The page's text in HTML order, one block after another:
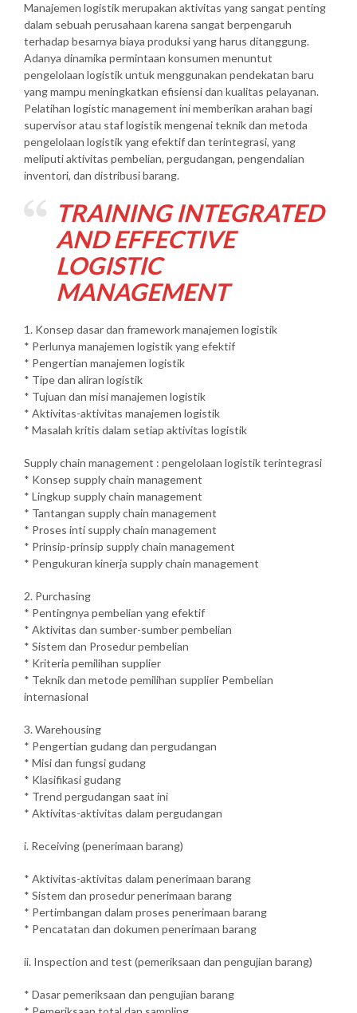
Manajemen logistik merupakan aktivitas yang sangat penting
dalam sebuah perusahaan karena sangat berpengaruh
terhadap besarnya biaya produksi yang harus ditanggung.
Adanya dinamika permintaan konsumen menuntut
pengelolaan logistik untuk menggunakan pendekatan baru
yang mampu meningkatkan efisiensi dan kualitas pelayanan.
Pelatihan logistic management ini memberikan arahan bagi
supervisor atau staf logistik mengenai teknik dan metoda
pengelolaan logistik yang efektif dan terintegrasi, yang
meliputi aktivitas pembelian, pergudangan, pengendalian
inventori, dan distribusi barang.
TRAINING INTEGRATED
AND EFFECTIVE
LOGISTIC
MANAGEMENT
1. Konsep dasar dan framework manajemen logistik
* Perlunya manajemen logistik yang efektif
* Pengertian manajemen logistik
* Tipe dan aliran logistik
* Tujuan dan misi manajemen logistik
* Aktivitas-aktivitas manajemen logistik
* Masalah kritis dalam setiap aktivitas logistik
Supply chain management : pengelolaan logistik terintegrasi
* Konsep supply chain management
* Lingkup supply chain management
* Tantangan supply chain management
* Proses inti supply chain management
* Prinsip-prinsip supply chain management
* Pengukuran kinerja supply chain management
2. Purchasing
* Pentingnya pembelian yang efektif
* Aktivitas dan sumber-sumber pembelian
* Sistem dan Prosedur pembelian
* Kriteria pemilihan supplier
* Teknik dan metode pemilihan supplier Pembelian
internasional
3. Warehousing
* Pengertian gudang dan pergudangan
* Misi dan fungsi gudang
* Klasifikasi gudang
* Trend pergudangan saat ini
* Aktivitas-aktivitas dalam pergudangan
i. Receiving (penerimaan barang)
* Aktivitas-aktivitas dalam penerimaan barang
* Sistem dan prosedur penerimaan barang
* Pertimbangan dalam proses penerimaan barang
* Pencatatan dan dokumen penerimaan barang
ii. Inspection and test (pemeriksaan dan pengujian barang)
* Dasar pemeriksaan dan pengujian barang